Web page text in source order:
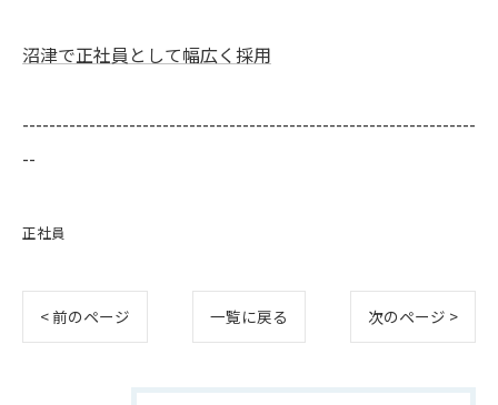
沼津で正社員として幅広く採用
--------------------------------------------------------------------
--
正社員
< 前のページ 一覧に戻る 次のページ >